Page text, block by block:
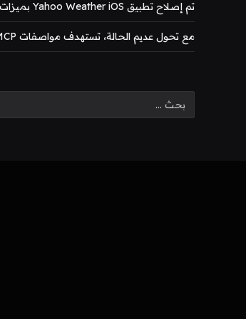
تم إصلاح تطبيق Yahoo Weather iOS بميزات جديدة ورادار وخرائط محسّنة
مع تحول عديم الحالة، تستهدف مواصفات MCP الجديدة نطاق المؤسسة